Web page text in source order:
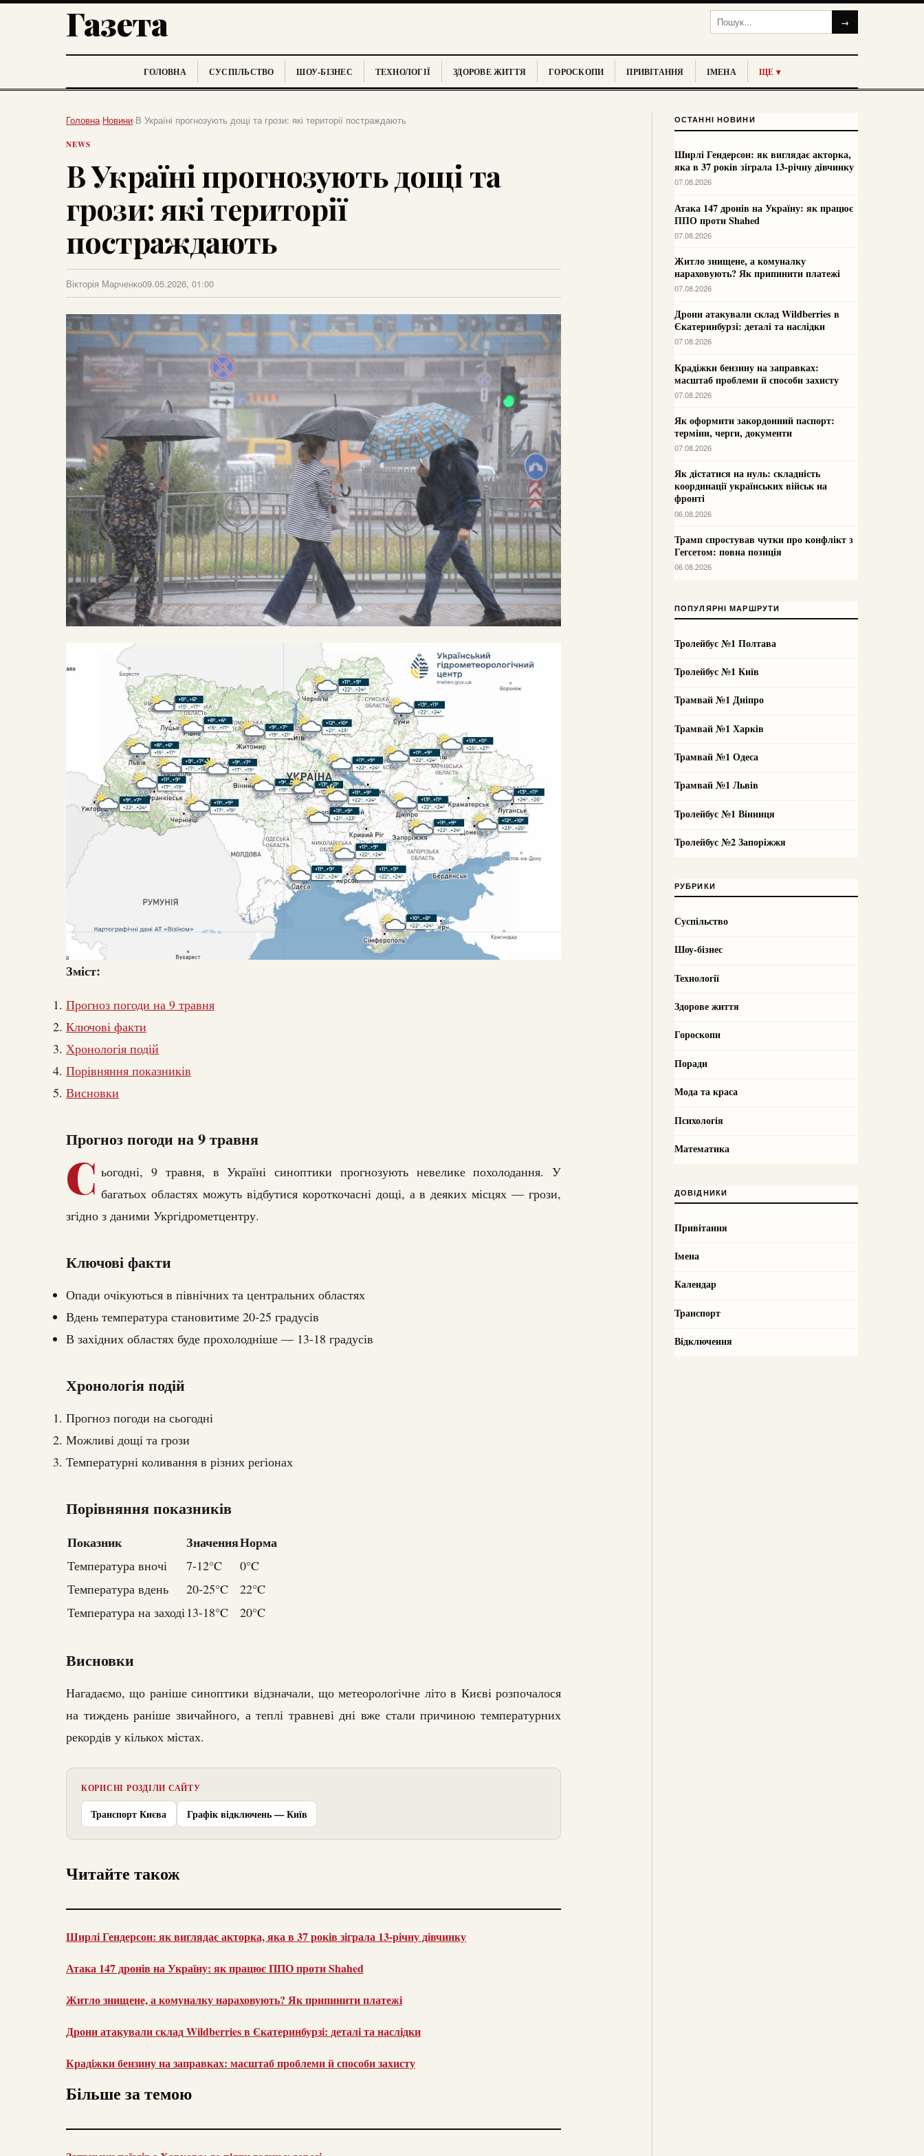
Газета →
ГОЛОВНА СУСПІЛЬСТВО ШОУ-БІЗНЕС ТЕХНОЛОГІЇ ЗДОРОВЕ ЖИТТЯ ГОРОСКОПИ ПРИВІТАННЯ ІМЕНА ЩЕ ▾
Головна›Новини›В Україні прогнозують дощі та грози: які території постраждають
NEWS
В Україні прогнозують дощі та
грози: які території
постраждають
Вікторія Марченко09.05.2026, 01:00
Зміст:
Прогноз погоди на 9 травня
Ключові факти
Хронологія подій
Порівняння показників
Висновки
Прогноз погоди на 9 травня
С ьогодні, 9 травня, в Україні синоптики прогнозують невелике похолодання. У
багатьох областях можуть відбутися короткочасні дощі, а в деяких місцях — грози,
згідно з даними Укргідрометцентру.
Ключові факти
Опади очікуються в північних та центральних областях
Вдень температура становитиме 20-25 градусів
В західних областях буде прохолодніше — 13-18 градусів
Хронологія подій
Прогноз погоди на сьогодні
Можливі дощі та грози
Температурні коливання в різних регіонах
Порівняння показників
Показник ЗначенняНорма
Температура вночі 7-12°C
0°C
Температура вдень
20-25°C
22°C
Температура на заході13-18°C 20°C
Висновки
Нагадаємо, що раніше синоптики відзначали, що метеорологічне літо в Києві розпочалося
на тиждень раніше звичайного, а теплі травневі дні вже стали причиною температурних
рекордів у кількох містах.
КОРИСНІ РОЗДІЛИ САЙТУ
Транспорт Києва Графік відключень — Київ
Читайте також
Ширлі Гендерсон: як виглядає акторка, яка в 37 років зіграла 13-річну дівчинку
Атака 147 дронів на Україну: як працює ППО проти Shahed
Житло знищене, а комуналку нараховують? Як припинити платежі
Дрони атакували склад Wildberries в Єкатеринбурзі: деталі та наслідки
Крадіжки бензину на заправках: масштаб проблеми й способи захисту
Більше за темою
ОСТАННІ НОВИНИ
Ширлі Гендерсон: як виглядає акторка,
яка в 37 років зіграла 13-річну дівчинку
07.08.2026
Атака 147 дронів на Україну: як працює
ППО проти Shahed
07.08.2026
Житло знищене, а комуналку
нараховують? Як припинити платежі
07.08.2026
Дрони атакували склад Wildberries в
Єкатеринбурзі: деталі та наслідки
07.08.2026
Крадіжки бензину на заправках:
масштаб проблеми й способи захисту
07.08.2026
Як оформити закордонний паспорт:
терміни, черги, документи
07.08.2026
Як дістатися на нуль: складність
координації українських військ на
фронті
06.08.2026
Трамп спростував чутки про конфлікт з
Гегсетом: повна позиція
06.08.2026
ПОПУЛЯРНІ МАРШРУТИ
Тролейбус №1 Полтава
Тролейбус №1 Київ
Трамвай №1 Дніпро
Трамвай №1 Харків
Трамвай №1 Одеса
Трамвай №1 Львів
Тролейбус №1 Вінниця
Тролейбус №2 Запоріжжя
РУБРИКИ
Суспільство
Шоу-бізнес
Технології
Здорове життя
Гороскопи
Поради
Мода та краса
Психологія
Математика
ДОВІДНИКИ
Привітання
Імена
Календар
Транспорт
Відключення